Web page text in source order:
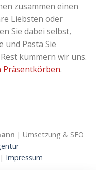
zusammen einen
Liebsten oder
Sie dabei selbst,
und Pasta Sie
kümmern wir uns.
.
| Umsetzung & SEO
| Impressum